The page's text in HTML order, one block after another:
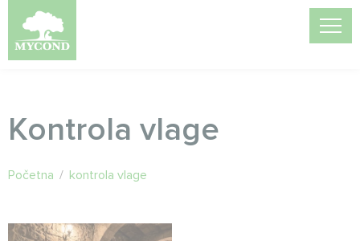
Kontrola vlage
Početna / kontrola vlage